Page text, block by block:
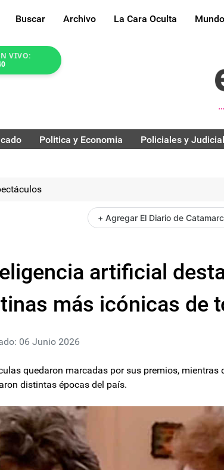
Buscar Archivo La Cara Oculta Mundo
VIVO:
Politica y Economia Policiales y
+ Agregar El Diario de
artificial
más icónicas de
06 Junio 2026
quedaron marcadas por sus premios, mientras
distintas épocas del país.